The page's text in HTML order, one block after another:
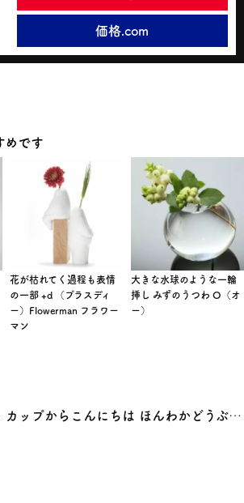
価格.com
めです
花が枯れてく過程も表情
の一部 +d （プラスディ
ー）Flowerman フラワー
マン
大きな水球のような一輪
挿し みずのうつわ O（オ
ー）
フェリシモ カップからこんにちは ほんわかどうぶつのティーストレーナーの会